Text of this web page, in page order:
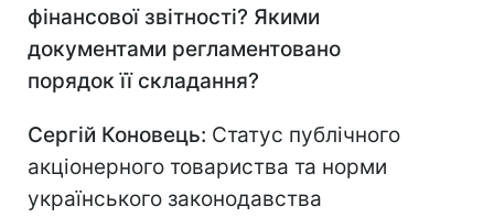
фінансової звітності? Якими
документами регламентовано
порядок її складання?
Сергій Коновець: Статус публічного
акціонерного товариства та норми
українського законодавства